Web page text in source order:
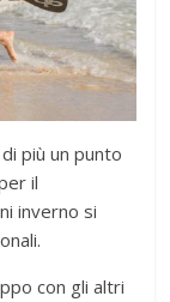
più un punto
il
inverno si
con gli altri